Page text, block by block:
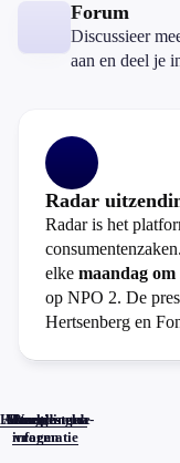
Forum
Discussieer
aan en deel je
Radar
Radar is het
elke maandag om
op NPO 2. De
Hertsenberg en
Home
Actueel
Uitzendingen
Reacties
Programma-
informatie
Veelgestelde
vragen